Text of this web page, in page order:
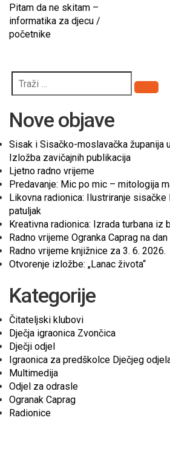
Pitam da ne skitam –
informatika za djecu /
početnike
Nove objave
Sisak i Sisačko-moslavačka županija
Izložba zavičajnih publikacija
Ljetno radno vrijeme
Predavanje: Mic po mic – mitologija
Likovna radionica: Ilustriranje
patuljak
Kreativna radionica: Izrada turbana iz
Radno vrijeme Ogranka Caprag na
Radno vrijeme knjižnice za 3. 6. 2026.
Otvorenje izložbe: „Lanac života“
Kategorije
Čitateljski klubovi
Dječja igraonica Zvončica
Dječji odjel
Igraonica za predškolce Dječjeg
Multimedija
Odjel za odrasle
Ogranak Caprag
Radionice